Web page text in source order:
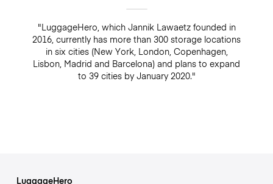
"LuggageHero, which Jannik Lawaetz founded in
2016, currently has more than 300 storage locations
in six cities (New York, London, Copenhagen,
Lisbon, Madrid and Barcelona) and plans to expand
to 39 cities by January 2020."
LuggageHero